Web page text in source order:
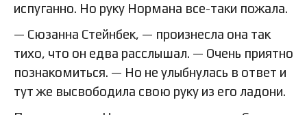
испуганно. Но руку Нормана все-таки пожала.
— Сюзанна Стейнбек, — произнесла она так
тихо, что он едва расслышал. — Очень приятно
познакомиться. — Но не улыбнулась в ответ и
тут же высвободила свою руку из его ладони.